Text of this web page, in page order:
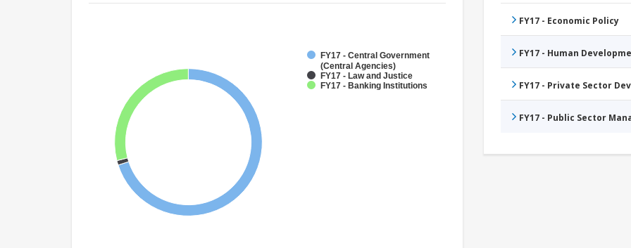
FY17 - Central Government
(Central Agencies)
FY17 - Law and Justice
FY17 - Banking Institutions
FY17 - Economic Policy
FY17 - Human
FY17 - Private Sector
FY17 - Public Sector